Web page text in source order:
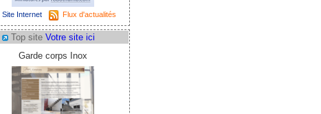
Site Internet Flux d'actualités
Top site Votre site ici
Garde corps Inox